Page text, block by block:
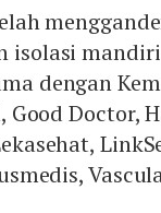
isolasi
dengan
Doctor,